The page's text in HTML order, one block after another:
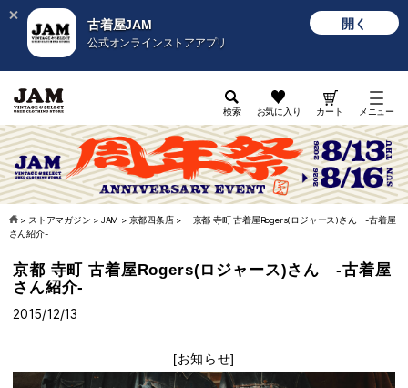
古着屋JAM
公式オンラインストアアプリ
開く
検索 お気に入り カート メニュー
> ストアマガジン > JAM > 京都四条店>
京都 寺町 古着屋Rogers(ロジャース)さん -古着屋
さん紹介-
京都 寺町 古着屋Rogers(ロジャース)さん -古着屋
さん紹介-
2015/12/13
[お知らせ]